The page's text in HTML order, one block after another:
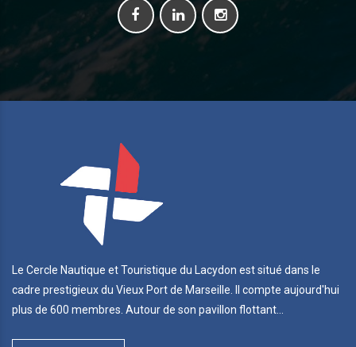
Le Cercle Nautique et Touristique du Lacydon est situé dans le
cadre prestigieux du Vieux Port de Marseille. Il compte aujourd'hui
plus de 600 membres. Autour de son pavillon flottant...